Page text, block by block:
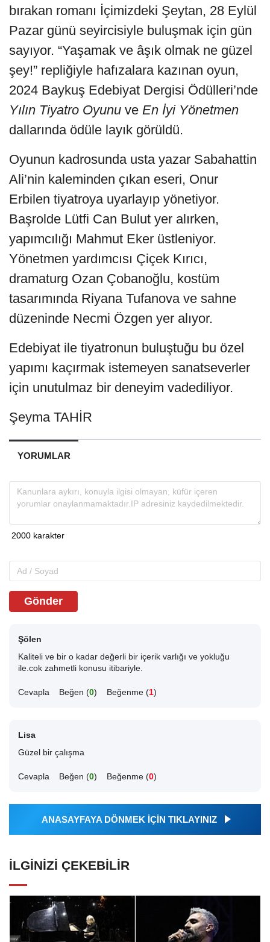
bırakan romanı İçimizdeki Şeytan, 28 Eylül
Pazar günü seyircisiyle buluşmak için gün
sayıyor. “Yaşamak ve âşık olmak ne güzel
şey!” repliğiyle hafızalara kazınan oyun,
2024 Baykuş Edebiyat Dergisi Ödülleri’nde
Yılın Tiyatro Oyunu ve En İyi Yönetmen
dallarında ödüle layık görüldü.
Oyunun kadrosunda usta yazar Sabahattin
Ali’nin kaleminden çıkan eseri, Onur
Erbilen tiyatroya uyarlayıp yönetiyor.
Başrolde Lütfi Can Bulut yer alırken,
yapımcılığı Mahmut Eker üstleniyor.
Yönetmen yardımcısı Çiçek Kırıcı,
dramaturg Ozan Çobanoğlu, kostüm
tasarımında Riyana Tufanova ve sahne
düzeninde Necmi Özgen yer alıyor.
Edebiyat ile tiyatronun buluştuğu bu özel
yapımı kaçırmak istemeyen sanatseverler
için unutulmaz bir deneyim vadediliyor.
Şeyma TAHİR
YORUMLAR
Gönder
Şölen
Kaliteli ve bir o kadar değerli bir içerik varlığı ve yokluğu
ile.cok zahmetli konusu itibariyle.
Cevapla Beğen (0) Beğenme (1)
Lisa
Güzel bir çalışma
Cevapla Beğen (0) Beğenme (0)
ANASAYFAYA DÖNMEK İÇİN TIKLAYINIZ
İLGINIZI ÇEKEBILIR